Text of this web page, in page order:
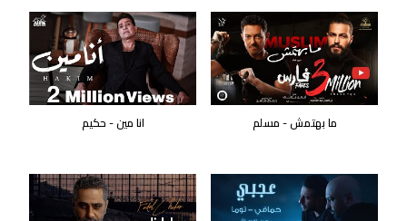
ما بهتمش - مسلم انا مين - حكيم